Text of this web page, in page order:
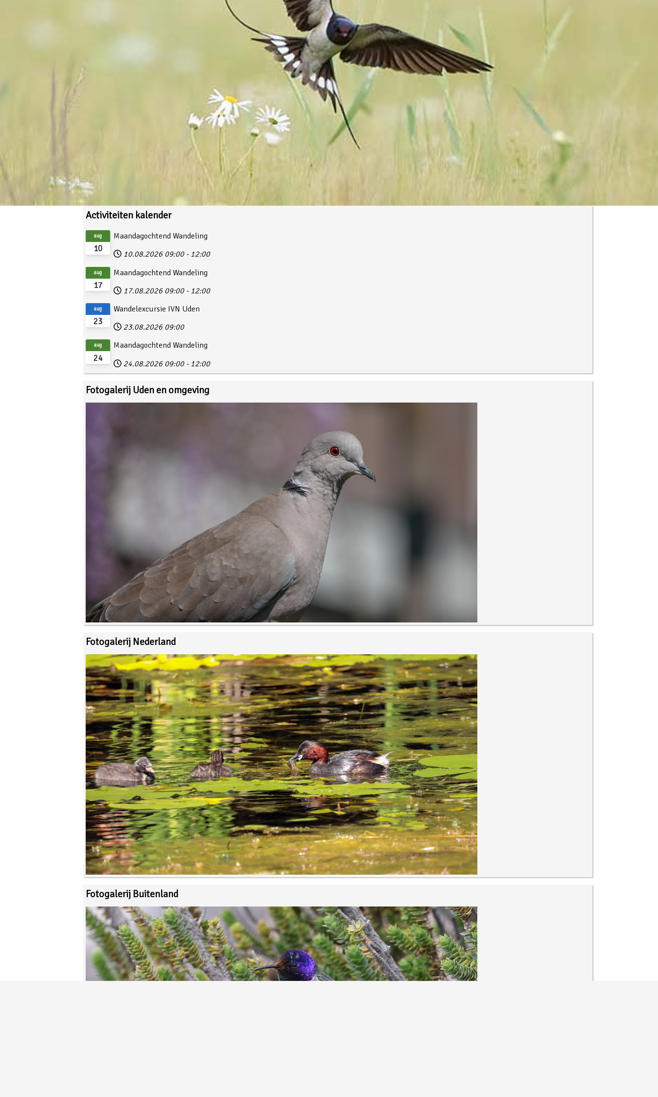
Activiteiten kalender
10
aug
Maandagochtend Wandeling
10.08.2026 09:00 - 12:00
17
aug
Maandagochtend Wandeling
17.08.2026 09:00 - 12:00
23
aug
Wandelexcursie IVN Uden
23.08.2026 09:00
24
aug
Maandagochtend Wandeling
24.08.2026 09:00 - 12:00
Fotogalerij Uden en omgeving
Fotogalerij Nederland
Fotogalerij Buitenland